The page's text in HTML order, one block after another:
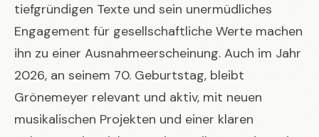
tiefgründigen Texte und sein unermüdliches
Engagement für gesellschaftliche Werte machen
ihn zu einer Ausnahmeerscheinung. Auch im Jahr
2026, an seinem 70. Geburtstag, bleibt
Grönemeyer relevant und aktiv, mit neuen
musikalischen Projekten und einer klaren